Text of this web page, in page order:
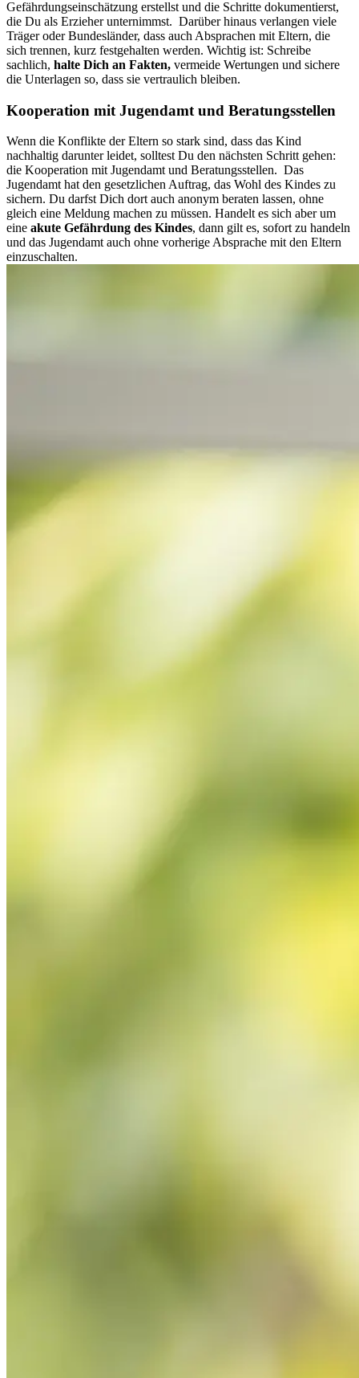
Gefährdungseinschätzung erstellst und die Schritte dokumentierst,
die Du als Erzieher unternimmst. Darüber hinaus verlangen viele
Träger oder Bundesländer, dass auch Absprachen mit Eltern, die
sich trennen, kurz festgehalten werden. Wichtig ist: Schreibe
sachlich, halte Dich an Fakten, vermeide Wertungen und sichere
die Unterlagen so, dass sie vertraulich bleiben.
Kooperation mit Jugendamt und Beratungsstellen
Wenn die Konflikte der Eltern so stark sind, dass das Kind
nachhaltig darunter leidet, solltest Du den nächsten Schritt gehen:
die Kooperation mit Jugendamt und Beratungsstellen. Das
Jugendamt hat den gesetzlichen Auftrag, das Wohl des Kindes zu
sichern. Du darfst Dich dort auch anonym beraten lassen, ohne
gleich eine Meldung machen zu müssen. Handelt es sich aber um
eine akute Gefährdung des Kindes, dann gilt es, sofort zu handeln
und das Jugendamt auch ohne vorherige Absprache mit den Eltern
einzuschalten.